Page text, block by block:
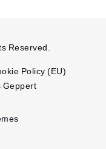
Reserved.
Policy (EU)
Geppert